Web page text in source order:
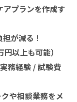
プランを作成す
が減る！
以上も可能）
務経験 / 試験費
や相談業務をメ